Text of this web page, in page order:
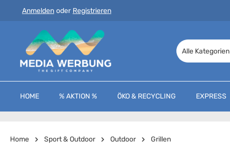
Hauptinhalt springen
Zur Suche springen
Zur Hauptnavigation springen
Anmelden oder Registrieren
Alle Kategorien
HOME % AKTION % ÖKO & RECYCLING EXPRESS
Home Sport & Outdoor Outdoor Grillen